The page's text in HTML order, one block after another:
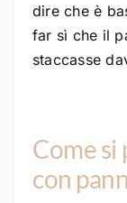
dire che è
far sì che il
staccasse
Come si
con